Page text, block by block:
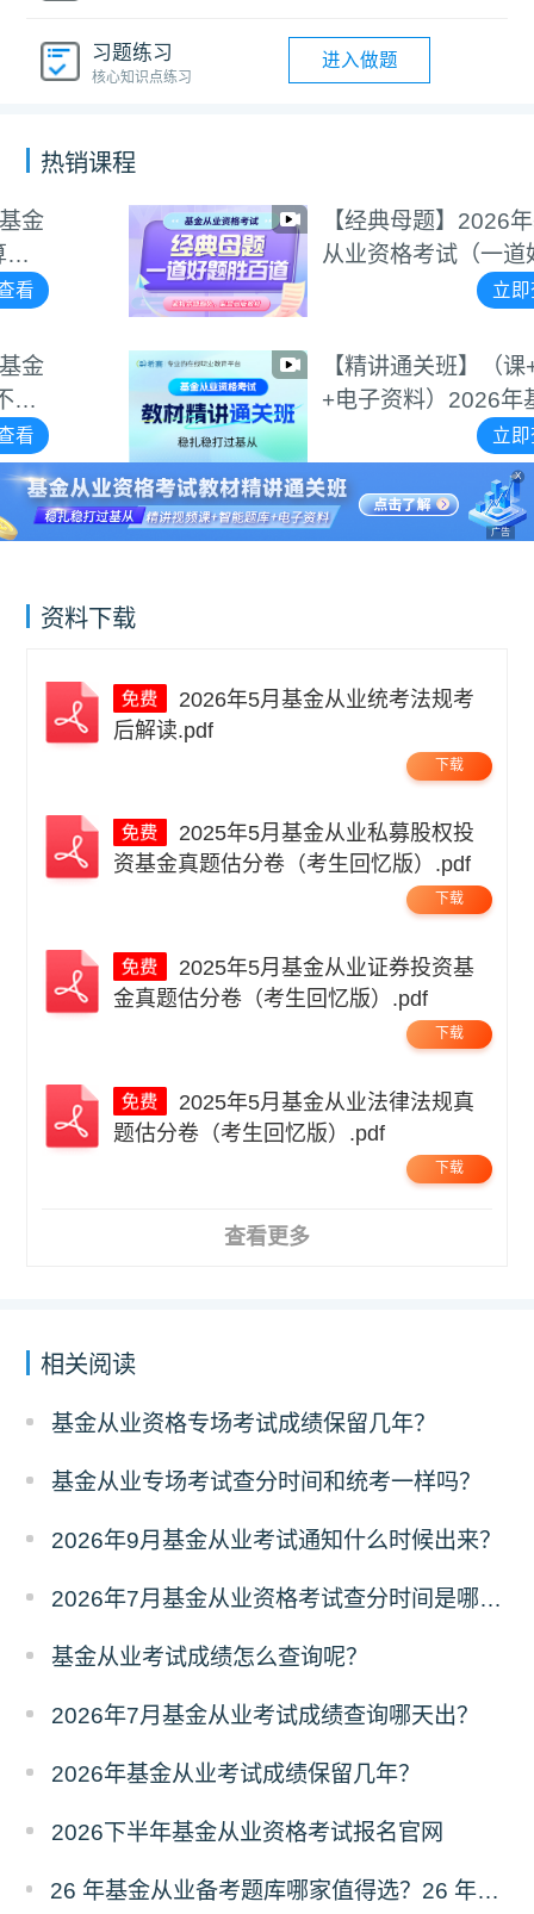
习题练习
核心知识点练习
进入做题
热销课程
【经典母题】2026年基金
从业资格考试（一道好题
胜百道）
【精讲通关班】（课+题
+电子资料）2026年基金
从业资格考试
X
广告
资料下载
后解读.pdf
下载
资基金真题估分卷（考生回忆版）.pdf
下载
金真题估分卷（考生回忆版）.pdf
下载
题估分卷（考生回忆版）.pdf
下载
查看更多
相关阅读
基金从业资格专场考试成绩保留几年？
基金从业专场考试查分时间和统考一样吗？
2026年9月基金从业考试通知什么时候出来？
2026年7月基金从业资格考试查分时间是哪天？
基金从业考试成绩怎么查询呢？
2026年7月基金从业考试成绩查询哪天出？
2026年基金从业考试成绩保留几年？
2026下半年基金从业资格考试报名官网
26 年基金从业备考题库哪家值得选？26 年考情下优质题库拆解！